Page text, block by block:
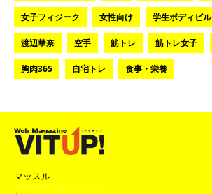
女子フィジーク 女性向け 学生ボディビル
渡辺華奈 空手 筋トレ 筋トレ女子
胸肉365 自宅トレ 食事・栄養
マッスル